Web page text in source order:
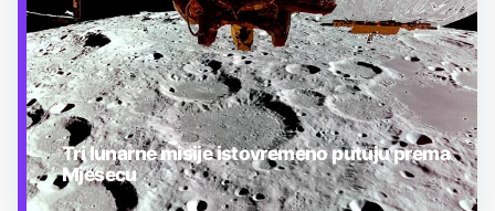
Tri lunarne misije istovremeno putuju prema
Mjesecu